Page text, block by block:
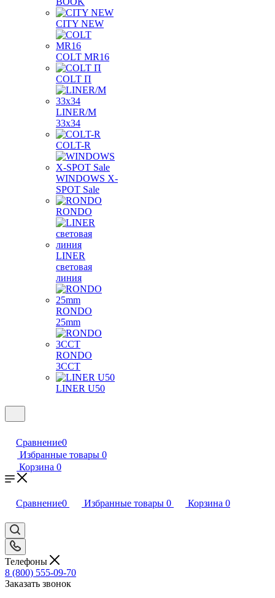
CITY NEW
COLT MR16
COLT П
LINER/М
33х34
COLT-R
WINDOWS X-
SPOT Sale
RONDO
LINER
световая
линия
RONDO
25mm
RONDO
3CCT
LINER U50
Сравнение0
Избранные товары 0
Корзина 0
Сравнение0 Избранные товары 0 Корзина 0
Телефоны
8 (800) 555-09-70
Заказать звонок